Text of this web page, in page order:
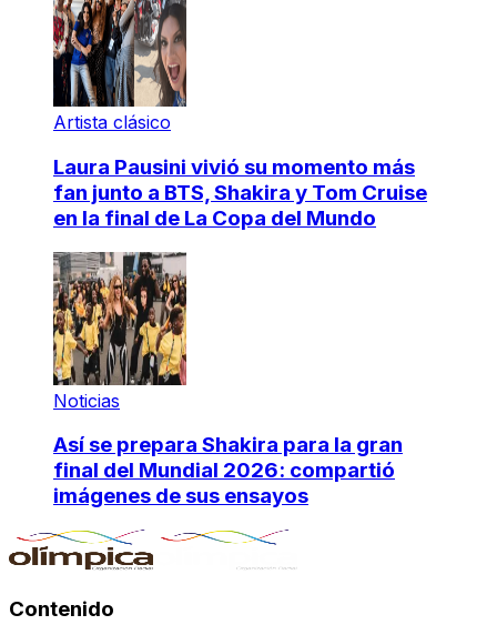
Artista clásico
Laura Pausini vivió su momento más
fan junto a BTS, Shakira y Tom Cruise
en la final de La Copa del Mundo
Noticias
Así se prepara Shakira para la gran
final del Mundial 2026: compartió
imágenes de sus ensayos
Contenido